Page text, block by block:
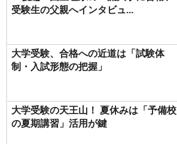
受験生の父親へインタビュ...
大学受験、合格への近道は「試験体
制・入試形態の把握」
大学受験の天王山！ 夏休みは「予備校
の夏期講習」活用が鍵